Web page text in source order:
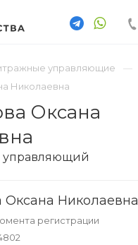
управляющие
Николаевна
Оксана
Николаевна
регистрации